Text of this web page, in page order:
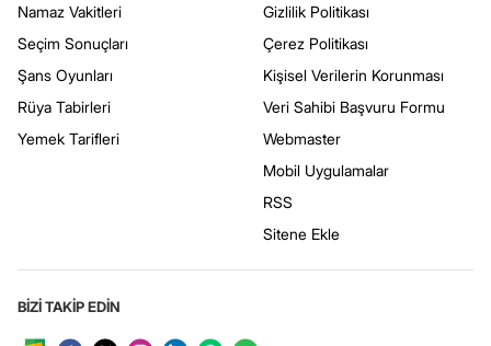
Namaz Vakitleri
Seçim Sonuçları
Şans Oyunları
Rüya Tabirleri
Yemek Tarifleri
Gizlilik Politikası
Çerez Politikası
Kişisel Verilerin Korunması
Veri Sahibi Başvuru Formu
Webmaster
Mobil Uygulamalar
RSS
Sitene Ekle
BİZİ TAKİP EDİN